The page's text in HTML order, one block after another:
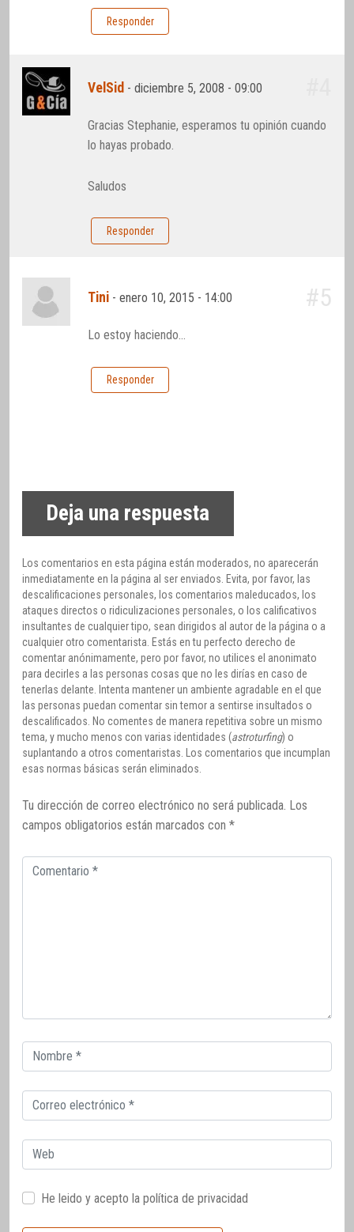
Responder
VelSid -diciembre 5, 2008 - 09:00
Gracias Stephanie, esperamos tu opinión cuando
lo hayas probado.
Saludos
Responder
Tini -enero 10, 2015 - 14:00 #5
Lo estoy haciendo…
Responder
Deja una respuesta
Los comentarios en esta página están moderados, no aparecerán
inmediatamente en la página al ser enviados. Evita, por favor, las
descalificaciones personales, los comentarios maleducados, los
ataques directos o ridiculizaciones personales, o los calificativos
insultantes de cualquier tipo, sean dirigidos al autor de la página o a
cualquier otro comentarista. Estás en tu perfecto derecho de
comentar anónimamente, pero por favor, no utilices el anonimato
para decirles a las personas cosas que no les dirías en caso de
tenerlas delante. Intenta mantener un ambiente agradable en el que
las personas puedan comentar sin temor a sentirse insultados o
descalificados. No comentes de manera repetitiva sobre un mismo
tema, y mucho menos con varias identidades (astroturfing) o
suplantando a otros comentaristas. Los comentarios que incumplan
esas normas básicas serán eliminados.
Tu dirección de correo electrónico no será publicada. Los
campos obligatorios están marcados con *
Comentario
Correo
electrónico
Correo
electrónico
Web
He leido y acepto la política de privacidad